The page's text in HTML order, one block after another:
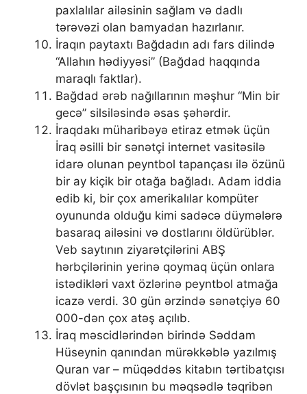
paxlalılar ailəsinin sağlam və dadlı
tərəvəzi olan bamyadan hazırlanır.
İraqın paytaxtı Bağdadın adı fars dilində
“Allahın hədiyyəsi” (Bağdad haqqında
maraqlı faktlar).
Bağdad ərəb nağıllarının məşhur “Min bir
gecə” silsiləsində əsas şəhərdir.
İraqdakı müharibəyə etiraz etmək üçün
İraq əsilli bir sənətçi internet vasitəsilə
idarə olunan peyntbol tapançası ilə özünü
bir ay kiçik bir otağa bağladı. Adam iddia
edib ki, bir çox amerikalılar kompüter
oyununda olduğu kimi sadəcə düymələrə
basaraq ailəsini və dostlarını öldürüblər.
Veb saytının ziyarətçilərini ABŞ
hərbçilərinin yerinə qoymaq üçün onlara
istədikləri vaxt özlərinə peyntbol atmağa
icazə verdi. 30 gün ərzində sənətçiyə 60
000-dən çox atəş açılıb.
İraq məscidlərindən birində Səddam
Hüseynin qanından mürəkkəblə yazılmış
Quran var – müqəddəs kitabın tərtibatçısı
dövlət başçısının bu məqsədlə təqribən